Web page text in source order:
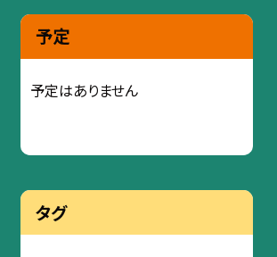
予定
予定はありません
タグ